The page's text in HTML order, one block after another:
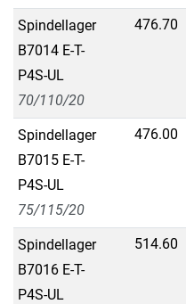
Spindellager
B7014 E-T-
P4S-UL
70/110/20
476.70
Spindellager
B7015 E-T-
P4S-UL
75/115/20
476.00
Spindellager
B7016 E-T-
P4S-UL
514.60